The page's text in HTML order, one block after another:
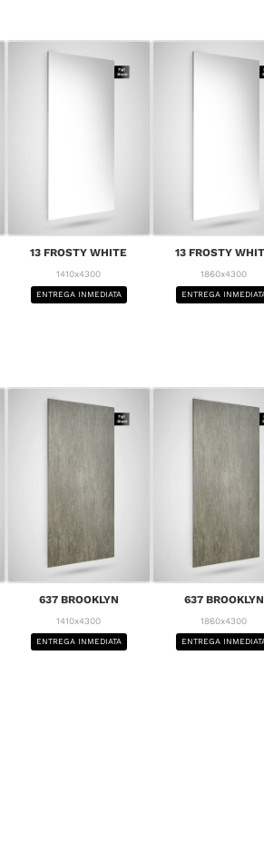
13 FROSTY WHITE
1410x4300
ENTREGA INMEDIATA
13 FROSTY
1860x4300
ENTREGA
637 BROOKLYN
1410x4300
ENTREGA INMEDIATA
637 BROOKLYN
1860x4300
ENTREGA